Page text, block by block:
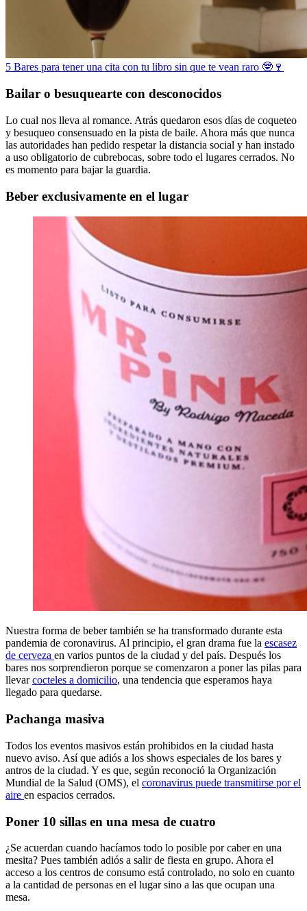
5 Bares para tener una cita con tu libro sin que te vean raro 🤓🍷
Bailar o besuquearte con desconocidos
Lo cual nos lleva al romance. Atrás quedaron esos días de coqueteo
y besuqueo consensuado en la pista de baile. Ahora más que nunca
las autoridades han pedido respetar la distancia social y han instado
a uso obligatorio de cubrebocas, sobre todo el lugares cerrados. No
es momento para bajar la guardia.
Beber exclusivamente en el lugar
Nuestra forma de beber también se ha transformado durante esta
pandemia de coronavirus. Al principio, el gran drama fue la escasez
de cerveza en varios puntos de la ciudad y del país. Después los
bares nos sorprendieron porque se comenzaron a poner las pilas para
llevarcocteles a domicilio, una tendencia que esperamos haya
llegado para quedarse.
Pachanga masiva
Todos los eventos masivos están prohibidos en la ciudad hasta
nuevo aviso. Así que adiós a los shows especiales de los bares y
antros de la ciudad. Y es que, según reconoció la Organización
Mundial de la Salud (OMS), el coronavirus puede transmitirse por el
aire en espacios cerrados.
Poner 10 sillas en una mesa de cuatro
¿Se acuerdan cuando hacíamos todo lo posible por caber en una
mesita? Pues también adiós a salir de fiesta en grupo. Ahora el
acceso a los centros de consumo está controlado, no solo en cuanto
a la cantidad de personas en el lugar sino a las que ocupan una
mesa.